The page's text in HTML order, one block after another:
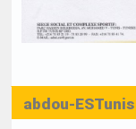
abdou-ESTunis